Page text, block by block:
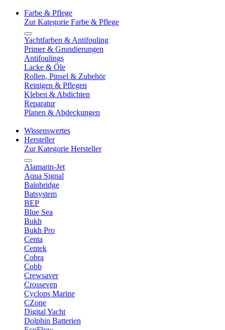
Farbe & Pflege
Zur Kategorie Farbe & Pflege
Yachtfarben & Antifouling
Primer & Grundierungen
Antifoulings
Lacke & Öle
Rollen, Pinsel & Zubehör
Reinigen & Pflegen
Kleben & Abdichten
Reparatur
Planen & Abdeckungen
Wissenswertes
Hersteller
Zur Kategorie Hersteller
Alamarin-Jet
Aqua Signal
Bainbridge
Batsystem
BEP
Blue Sea
Bukh
Bukh Pro
Centa
Centek
Cobra
Cobb
Crewsaver
Crosseven
Cyclops Marine
CZone
Digital Yacht
Dolphin Batterien